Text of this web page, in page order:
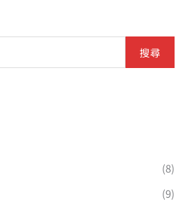
搜尋
(8)
(9)